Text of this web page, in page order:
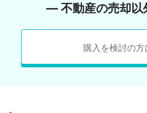
― 不動産の売却
購入を検討の方